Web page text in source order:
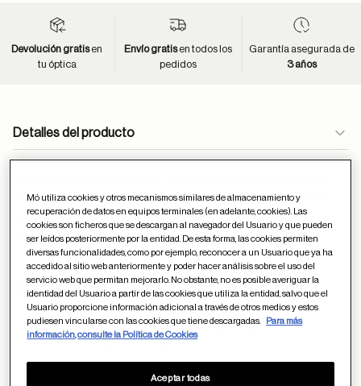
Devolución gratisen
tu óptica
Envío gratisen todos los
pedidos
Garantía asegurada de
3 años
Detalles del producto
inspirado en los iconos del diseñoindustrial. Este modelo
destaca por su silueta "cat-eye" en metal con aros, una
combinaciónque resalta su carácter elegante y
contemporáneo.
Medidas (milímetros):
Mó utiliza cookies y otros mecanismos similares de almacenamiento y
recuperación de datos en equipos terminales (en adelante, cookies). Las
cookies son ficheros que se descargan al navegador del Usuario y que pueden
ser leídos posteriormente por la entidad. De esta forma, las cookies permiten
diversas funcionalidades, como por ejemplo, reconocer a un Usuario que ya ha
accedido al sitio web anteriormente y poder hacer análisis sobre el uso del
servicio web que permitan mejorarlo. No obstante, no es posible averiguar la
identidad del Usuario a partir de las cookies que utiliza la entidad, salvo que el
Usuario proporcione información adicional a través de otros medios y estos
pudiesen vincularse con las cookies que tiene descargadas.
Para más
información, consulte la Política de Cookies
Aceptar todas